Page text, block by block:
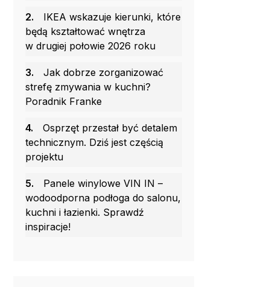
2.
IKEA wskazuje kierunki, które
będą kształtować wnętrza
w drugiej połowie 2026 roku
3.
Jak dobrze zorganizować
strefę zmywania w kuchni?
Poradnik Franke
4.
Osprzęt przestał być detalem
technicznym. Dziś jest częścią
projektu
5.
Panele winylowe VIN IN –
wodoodporna podłoga do salonu,
kuchni i łazienki. Sprawdź
inspiracje!